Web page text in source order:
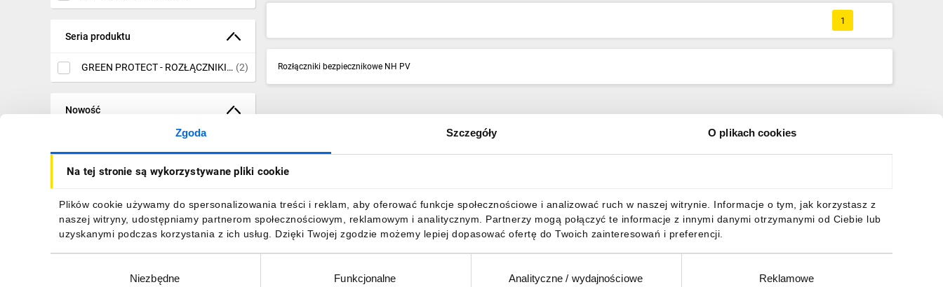
Zgoda Szczegóły O plikach cookies
Na tej stronie są wykorzystywane pliki cookie
Plików cookie używamy do spersonalizowania treści i reklam, aby oferować funkcje społecznościowe i analizować ruch w naszej witrynie. Informacje o tym, jak korzystasz z
naszej witryny, udostępniamy partnerom społecznościowym, reklamowym i analitycznym. Partnerzy mogą połączyć te informacje z innymi danymi otrzymanymi od Ciebie lub
uzyskanymi podczas korzystania z ich usług. Dzięki Twojej zgodzie możemy lepiej dopasować ofertę do Twoich zainteresowań i preferencji.
Niezbędne Funkcjonalne Analityczne / wydajnościowe Reklamowe
Odzież ochronna i BHP
Inne
Budowa i Remont
Elektromobilność
Wentylacja i rekuperacja
Wyłączniki nadprądowe
Wyłączniki PV (39)
Styczniki mocy AC PV
Kontrolery ładowania
akumulatorów(2)
Kable i akcesoria PV
Seria produktu
GREEN PROTECT - ROZŁĄCZNIKI
NH DC
(2)
Nowość
NIE (2)
Cena
1
Rozłączniki bezpiecznikowe NH PV